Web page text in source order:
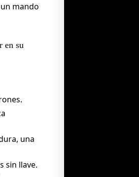
mando
en su
una
sin llave.